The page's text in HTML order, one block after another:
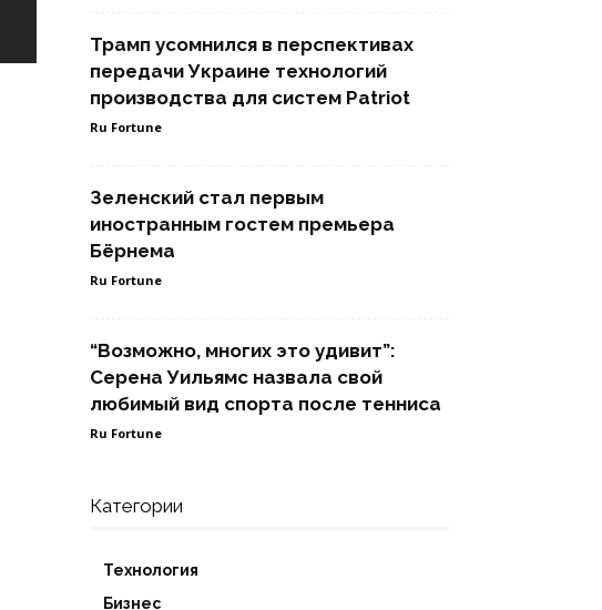
Трамп усомнился в перспективах
передачи Украине технологий
производства для систем Patriot
Ru Fortune
Зеленский стал первым
иностранным гостем премьера
Бёрнема
Ru Fortune
“Возможно, многих это удивит”:
Серена Уильямс назвала свой
любимый вид спорта после тенниса
Ru Fortune
Категории
Технология
Бизнес